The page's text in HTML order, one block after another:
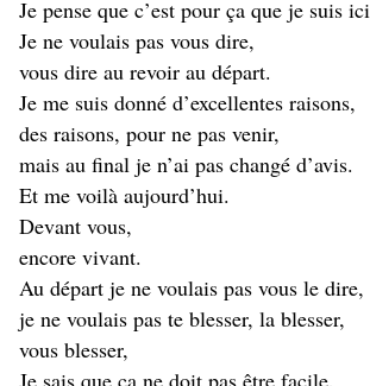
Je pense que c’est pour ça que je suis
Je ne voulais pas vous dire,
vous dire au revoir au départ.
Je me suis donné d’excellentes raisons,
des raisons, pour ne pas venir,
mais au final je n’ai pas changé d’avis.
Et me voilà aujourd’hui.
Devant vous,
encore vivant.
Au départ je ne voulais pas vous le dire,
je ne voulais pas te blesser, la blesser,
vous blesser,
Je sais que ça ne doit pas être facile,